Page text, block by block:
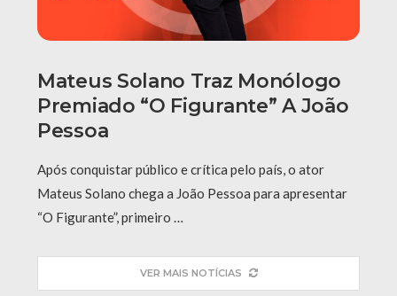
Mateus Solano Traz Monólogo
Premiado “O Figurante” A João
Pessoa
Após conquistar público e crítica pelo país, o ator
Mateus Solano chega a João Pessoa para apresentar
“O Figurante”, primeiro …
VER MAIS NOTÍCIAS